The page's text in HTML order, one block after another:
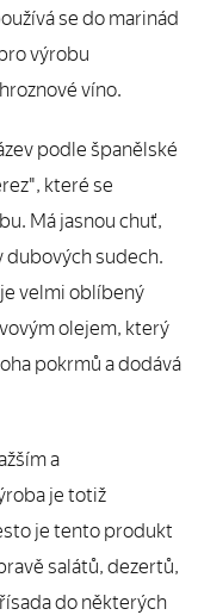
se do marinád
výrobu
víno.
podle španělské
které se
Má jasnou chuť,
dubových sudech.
velmi oblíbený
olejem, který
pokrmů a dodává
a
je totiž
je tento produkt
salátů, dezertů,
do některých